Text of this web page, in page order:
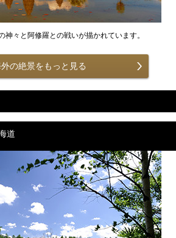
神々と阿修羅との戦いが描かれています。
の絶景をもっと見る
道